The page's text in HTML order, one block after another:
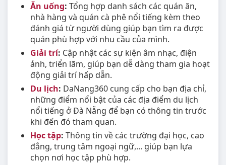
Ăn uống: Tổng hợp danh sách các quán ăn,
nhà hàng và quán cà phê nổi tiếng kèm theo
đánh giá từ người dùng giúp bạn tìm ra được
quán phù hợp với nhu cầu của mình.
Giải trí: Cập nhật các sự kiện âm nhạc, điện
ảnh, triển lãm, giúp bạn dễ dàng tham gia hoạt
động giải trí hấp dẫn.
Du lịch: DaNang360 cung cấp cho bạn địa chỉ,
những điểm nổi bật của các địa điểm du lịch
nổi tiếng ở Đà Nẵng để bạn có thông tin trước
khi đến đó tham quan.
Học tập: Thông tin về các trường đại học, cao
đẳng, trung tâm ngoại ngữ,... giúp bạn lựa
chọn nơi học tập phù hợp.